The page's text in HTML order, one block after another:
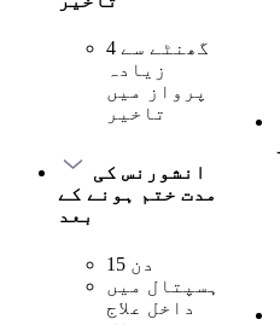
4 گھنٹے سے
زیادہ
پرواز میں
تاخیر
انشورنس کی
مدت ختم ہونے کے
بعد
15 دن
ہسپتال میں
داخل علاج